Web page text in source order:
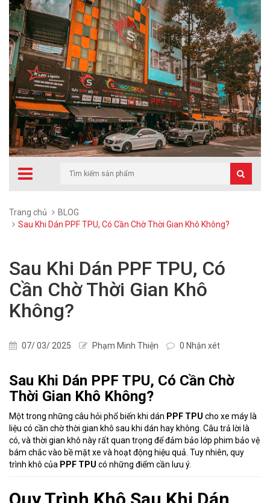
Trang chủ
BLOG
Sau Khi Dán PPF TPU, Có Cần Chờ Thời Gian Khô Không?
Sau Khi Dán PPF TPU, Có
Cần Chờ Thời Gian Khô
Không?
07/ 03/ 2025 Phạm Minh Thiện 0 Nhận xét
Sau Khi Dán PPF TPU, Có Cần Chờ
Thời Gian Khô Không?
Một trong những câu hỏi phổ biến khi dán PPF TPU cho xe máy là
liệu có cần chờ thời gian khô sau khi dán hay không. Câu trả lời là
có, và thời gian khô này rất quan trọng để đảm bảo lớp phim bảo vệ
bám chắc vào bề mặt xe và hoạt động hiệu quả. Tuy nhiên, quy
trình khô của PPF TPU có những điểm cần lưu ý.